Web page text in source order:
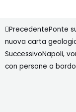
Precedente
PrecedentePonte
nuova carta
SuccessivoNapoli,
con persone a